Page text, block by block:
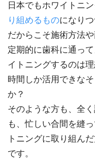
日本でもホワイトニン
り組めるものになりつ
だからこそ施術方法
定期的に歯科に通っ
イトニングするのは
時間しか活用できな
か？
そのような方も、全
も、忙しい合間を縫
トニングに取り組ん
です。